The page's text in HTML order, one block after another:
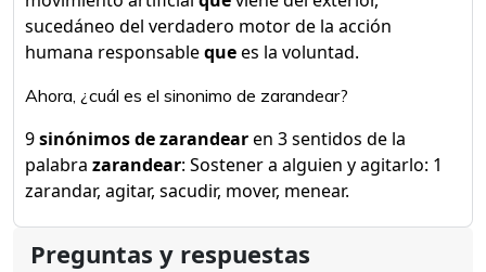
sucedáneo del verdadero motor de la acción
humana responsablequees la voluntad.
Ahora, ¿cuál es el sinonimo de zarandear?
9sinónimos de zarandearen 3 sentidos de la
palabra zarandear: Sostener a alguien y agitarlo: 1
zarandar, agitar, sacudir, mover, menear.
Preguntas y respuestas